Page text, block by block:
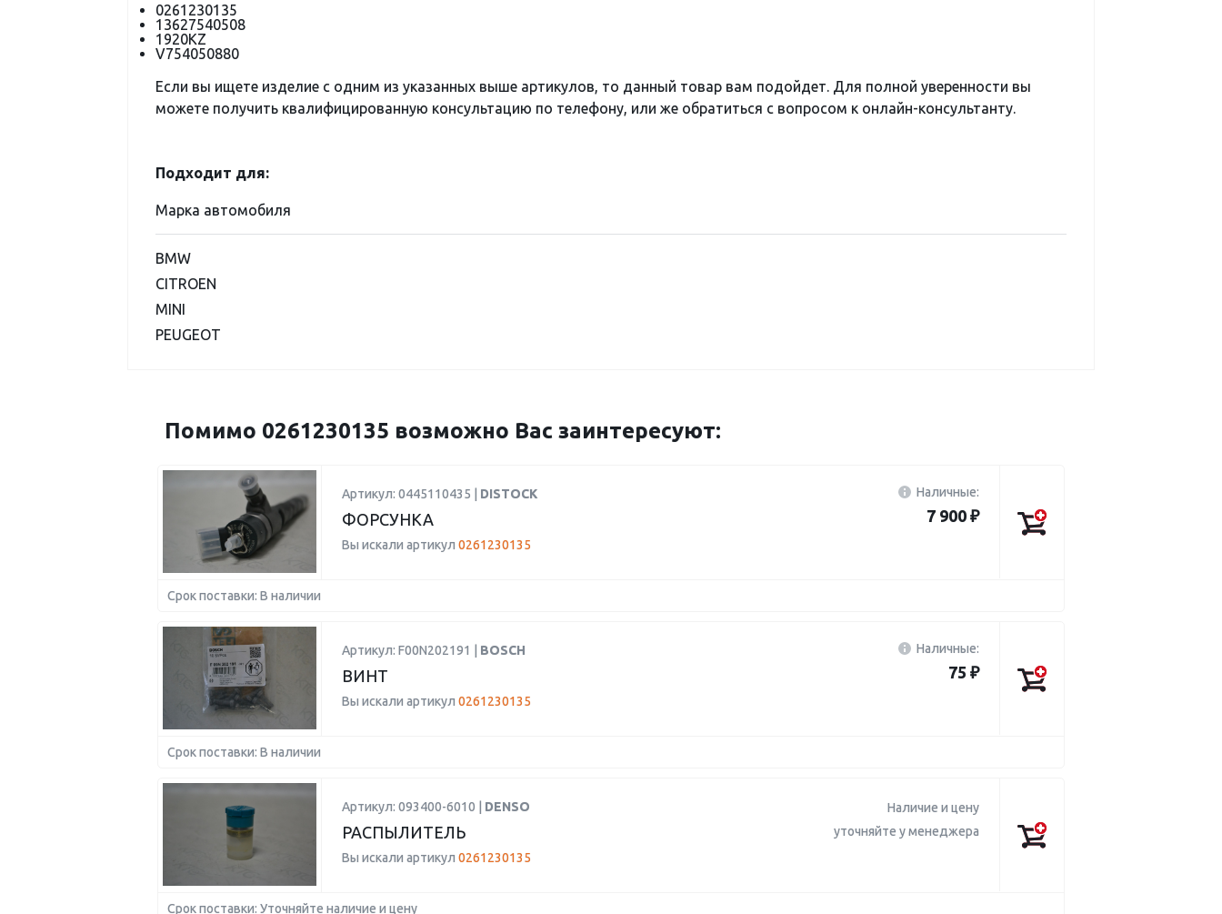
0261230135
13627540508
1920KZ
V754050880
Если вы ищете изделие с одним из указанных выше артикулов, то данный товар вам подойдет. Для полной уверенности вы
можете получить квалифицированную консультацию по телефону, или же обратиться с вопросом к онлайн-консультанту.
Подходит для:
Марка автомобиля
BMW
CITROEN
MINI
PEUGEOT
Помимо 0261230135 возможно Вас заинтересуют:
Артикул: 0445110435 | DISTOCK
ФОРСУНКА
Вы искали артикул 0261230135
Наличные:
7 900 ₽
Срок поставки: В наличии
Артикул: F00N202191 | BOSCH
ВИНТ
Вы искали артикул 0261230135
Наличные:
75 ₽
Срок поставки: В наличии
Артикул: 093400-6010 | DENSO
РАСПЫЛИТЕЛЬ
Вы искали артикул 0261230135
Наличие и цену
уточняйте у менеджера
Срок поставки: Уточняйте наличие и цену